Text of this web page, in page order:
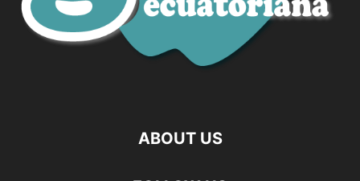
ABOUT US